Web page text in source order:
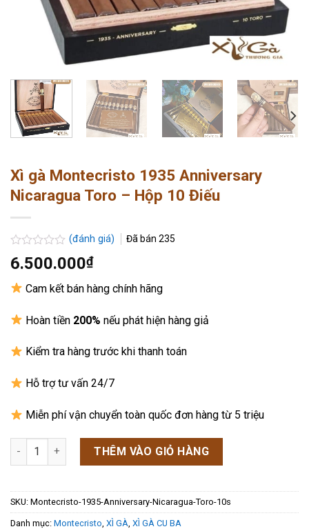
Xì gà Montecristo 1935 Anniversary
Nicaragua Toro – Hộp 10 Điếu
Được
xếp
0.0
(đánh giá) Đã bán 235
6.500.000₫
Cam kết bán hàng chính hãng
Hoàn tiền 200% nếu phát hiện hàng giả
Kiểm tra hàng trước khi thanh toán
Hỗ trợ tư vấn 24/7
Miễn phí vận chuyển toàn quốc đơn hàng từ 5 triệu
Xì gà Montecristo 1935 Anniversary Nicaragua Toro - Hộp 10
THÊM VÀO GIỎ HÀNG
SKU: Montecristo-1935-Anniversary-Nicaragua-Toro-10s
Danh mục: Montecristo XÌ GÀ XÌ GÀ CU BA